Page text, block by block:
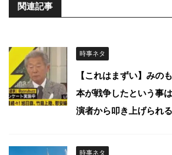
関連記事
時事ネタ
【これはまずい】みの
本が戦争したという事
演者から叩き上げられる
時事ネタ